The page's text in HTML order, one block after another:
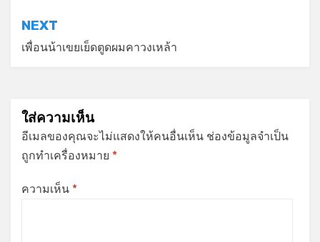
NEXT
เพื่อนน้าเขยเย็ดตูดผมคาวงเหล้า
ใส่ความเห็น
อีเมลของคุณจะไม่แสดงให้คนอื่นเห็น ช่องข้อมูลจำเป็น
ถูกทำเครื่องหมาย *
ความเห็น *